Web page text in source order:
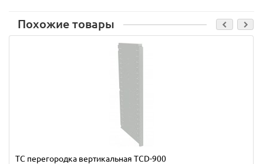
Похожие товары
TC перегородка вертикальная TCD-900